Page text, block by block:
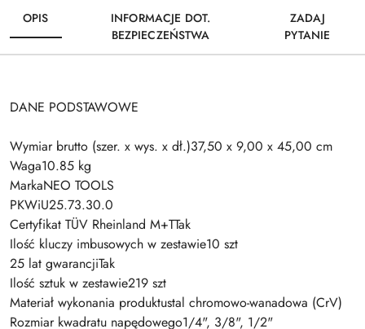
OPIS
INFORMACJE DOT.
BEZPIECZEŃSTWA
ZADAJ
PYTANIE
DANE PODSTAWOWE
Wymiar brutto (szer. x wys. x dł.)37,50 x 9,00 x 45,00 cm
Waga10.85 kg
MarkaNEO TOOLS
PKWiU25.73.30.0
Certyfikat TÜV Rheinland M+TTak
Ilość kluczy imbusowych w zestawie10 szt
25 lat gwarancjiTak
Ilość sztuk w zestawie219 szt
Materiał wykonania produktustal chromowo-wanadowa (CrV)
Rozmiar kwadratu napędowego1/4", 3/8", 1/2"